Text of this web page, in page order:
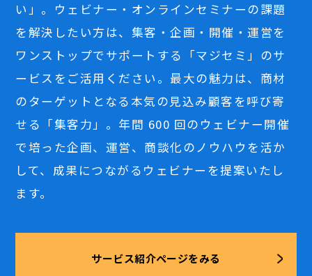
い」。ウェビナー・オンラインセミナーの課題
を解決したい方は、集客・企画・開催・運営を
ワンストップでサポートする「マジセミ」のサ
ービスをご活用ください。最大の魅力は、商材
のターゲットとなる本気の見込み顧客を呼び寄
せる「集客力」。年間 600 回のウェビナー開催
で培った企画、運営、商談化のノウハウを活か
して、成果につながるウェビナーを提案いたし
ます。
サービス紹介ページをみる